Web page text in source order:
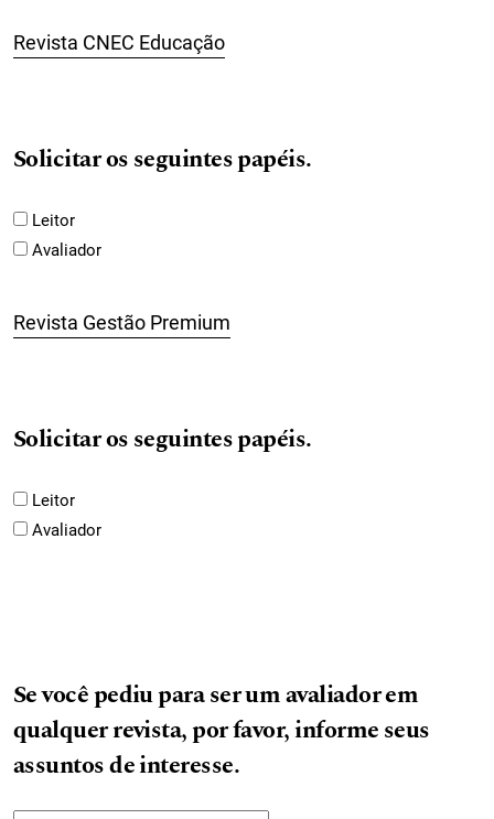
Revista CNEC Educação
Solicitar os seguintes papéis.
Leitor
Avaliador
Revista Gestão Premium
Solicitar os seguintes papéis.
Leitor
Avaliador
Se você pediu para ser um avaliador em
qualquer revista, por favor, informe seus
assuntos de interesse.